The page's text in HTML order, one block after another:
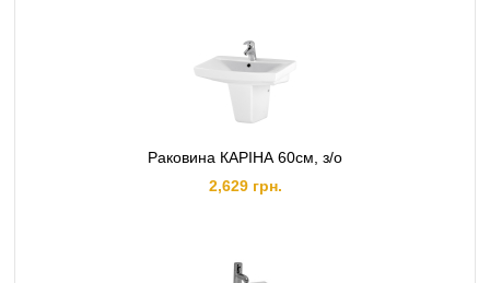
Раковина КАРІНА 60см, з/о
2,629 грн.